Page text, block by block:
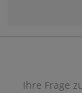
Ihre Frage